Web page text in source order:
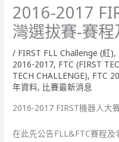
2016-2017
灣選拔賽-賽
/ FIRST FLL Challenge (紅),
2016-2017, FTC (FIRST
TECH CHALLENGE), FTC
年資料, 比賽最新消息
2016-2017 FIRST機器人大
在此先公告FLL&FTC賽程及